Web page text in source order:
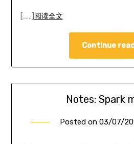
[……] 阅读全文
Continue
Notes: Spark
Posted on 03/07/